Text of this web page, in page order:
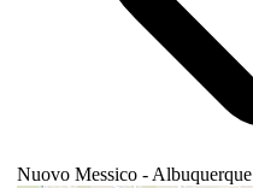
Nuovo Messico - Albuquerque